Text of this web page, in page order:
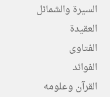
السيرة والشمائل
العقيدة
الفتاوى
الفوائد
القرآن وعلومه